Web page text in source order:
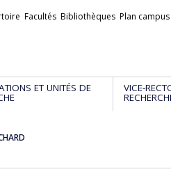
Facultés Bibliothèques Plan campus
ET UNITÉS DE VICE-